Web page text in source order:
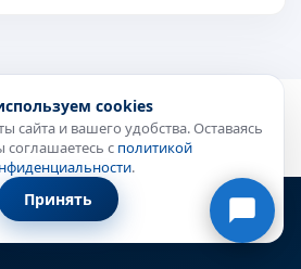
cookies
сайта и вашего удобства. Оставаясь
соглашаетесь с политикой
.
Принять
Онлайн-консультант